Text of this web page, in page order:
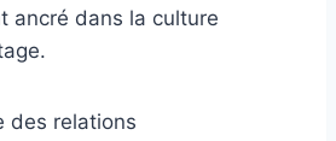
ancré dans la culture
des relations